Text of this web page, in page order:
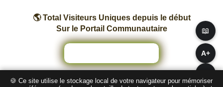
A+
📖
🌎 Total Visiteurs Uniques depuis le début
Sur le Portail Communautaire
Nombre total de pages vues sur ce Site
🍪 Ce site utilise le stockage local de votre navigateur pour mémoriser